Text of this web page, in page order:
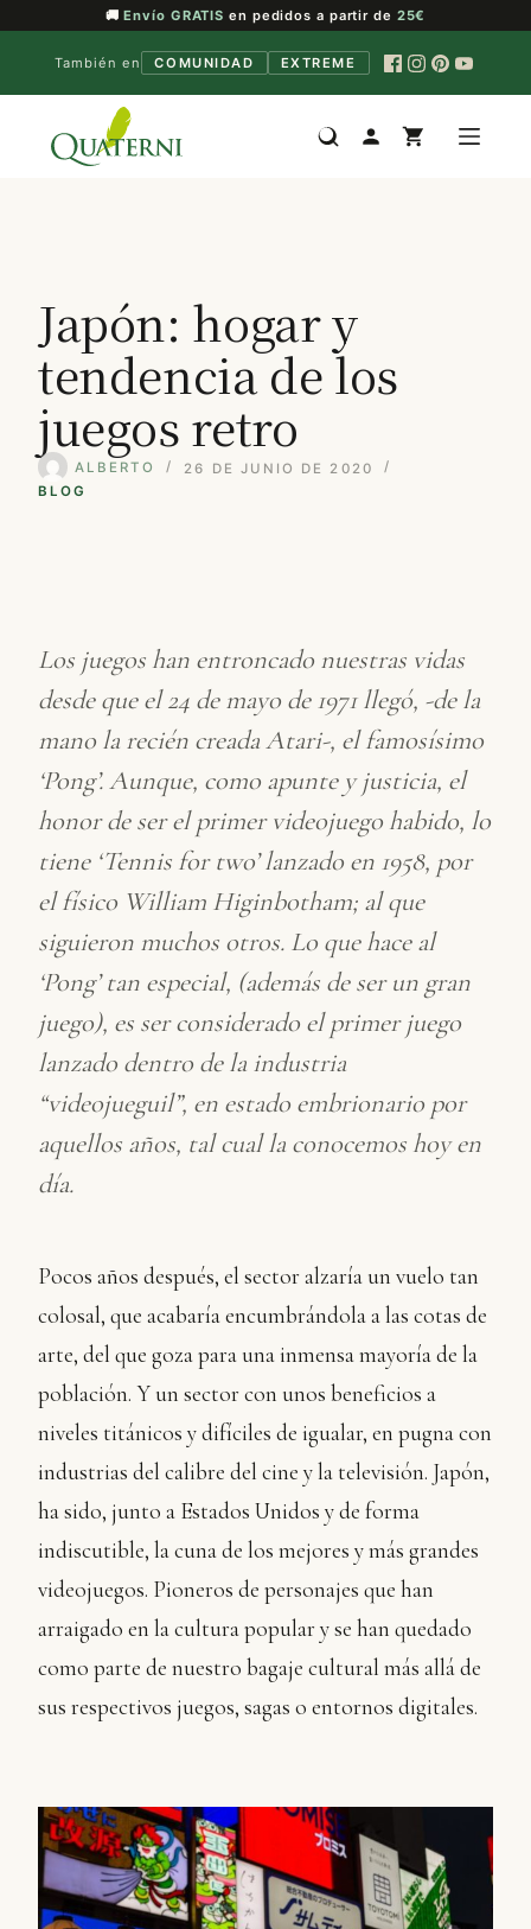
🚚Envío GRATIS en pedidos a partir de 25€
También en COMUNIDAD EXTREME
contenido
Japón: hogar y
tendencia de los
juegos retro
ALBERTO
26 DE JUNIO DE 2020
BLOG
Los juegos han entroncado nuestras vidas
desde que el 24 de mayo de 1971 llegó, -de la
mano la recién creada Atari-, el famosísimo
‘Pong’. Aunque, como apunte y justicia, el
honor de ser el primer videojuego habido, lo
tiene ‘Tennis for two’ lanzado en 1958, por
el físico William Higinbotham; al que
siguieron muchos otros. Lo que hace al
‘Pong’ tan especial, (además de ser un gran
juego), es ser considerado el primer juego
lanzado dentro de la industria
“videojueguil”, en estado embrionario por
aquellos años, tal cual la conocemos hoy en
día.
Pocos años después, el sector alzaría un vuelo tan
colosal, que acabaría encumbrándola a las cotas de
arte, del que goza para una inmensa mayoría de la
población. Y un sector con unos beneficios a
niveles titánicos y difíciles de igualar, en pugna con
industrias del calibre del cine y la televisión. Japón,
ha sido, junto a Estados Unidos y de forma
indiscutible, la cuna de los mejores y más grandes
videojuegos. Pioneros de personajes que han
arraigado en la cultura popular y se han quedado
como parte de nuestro bagaje cultural más allá de
sus respectivos juegos, sagas o entornos digitales.